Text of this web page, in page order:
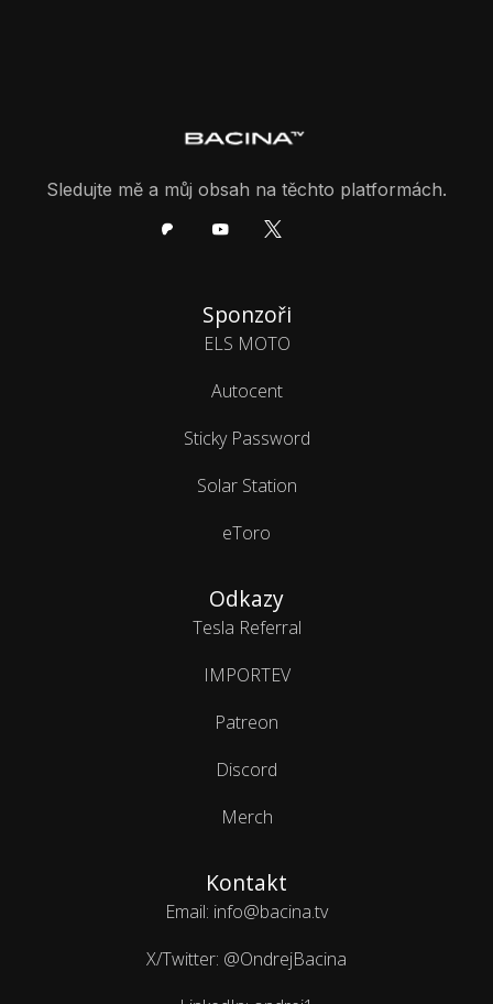
Sledujte mě a můj obsah na těchto platformách.
Sponzoři
ELS MOTO
Autocent
Sticky Password
Solar Station
eToro
Odkazy
Tesla Referral
IMPORTEV
Patreon
Discord
Merch
Kontakt
Email: info@bacina.tv
X/Twitter: @OndrejBacina